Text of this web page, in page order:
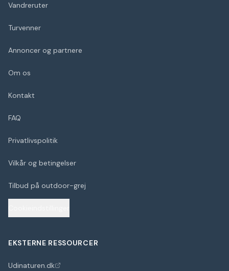
Vandreruter
Turvenner
Annoncer og partnere
Om os
Kontakt
FAQ
Privatlivspolitik
Vilkår og betingelser
Tilbud på outdoor-grej
EKSTERNE RESSOURCER
Udinaturen.dk